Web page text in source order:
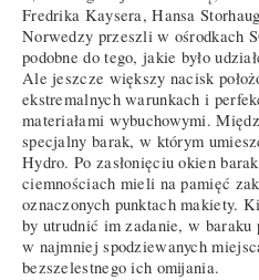
Fredrika Kaysera, Hansa
Norwedzy przeszli w ośrodkach
podobne do tego, jakie było
Ale jeszcze większy nacisk
ekstremalnych warunkach i
materiałami wybuchowymi.
specjalny barak, w którym
Hydro. Po zasłonięciu okien
ciemnościach mieli na pamięć
oznaczonych punktach makiety.
by utrudnić im zadanie, w baraku
w najmniej spodziewanych
bezszelestnego ich omijania.